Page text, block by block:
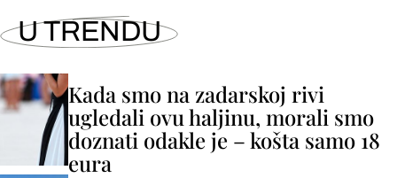
U TRENDU
Kada smo na zadarskoj rivi
ugledali ovu haljinu, morali smo
doznati odakle je – košta samo 18
eura